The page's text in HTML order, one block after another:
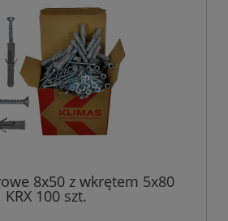
8x50 z wkrętem 5x80
KRX 100 szt.